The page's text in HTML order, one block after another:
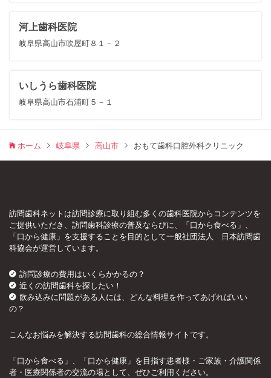
河上歯科医院
岐阜県高山市吹屋町８１－２
いしうら歯科医院
岐阜県高山市石浦町５－１
ホーム 岐阜県 高山市 おもて歯科口腔外科クリニック
訪問歯科ネットは訪問診療に取り組む多くの歯科医院からコンテンツを
ご提供いただき、訪問歯科診療の普及ならびに、「口から食べる」、
「口から健康」を支援することを目的として一般社団法人 日本訪問歯
科協会が運営しています。
訪問診療の費用はいくらかかるの？
近くの訪問歯科を探したい！
飲み込みに問題がある人には、どんな料理を作ってあげればいい
の？
こんなお悩みを解決する訪問歯科の総合情報サイトです。
「口から食べる」、「口から健康」を目指す患者様・ご家族・介護関係
者・医療関係者の交流の場として、ぜひご利用ください。